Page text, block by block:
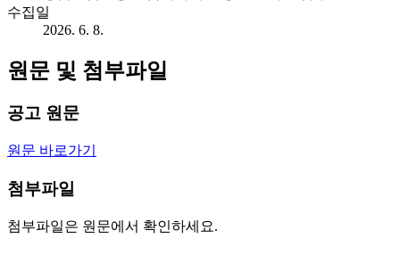
수집일
2026. 6. 8.
원문 및 첨부파일
공고 원문
원문 바로가기
첨부파일
첨부파일은 원문에서 확인하세요.